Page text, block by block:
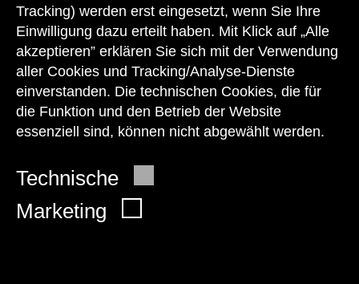
Tracking) werden erst eingesetzt, wenn Sie Ihre
Einwilligung dazu erteilt haben. Mit Klick auf „Alle
akzeptieren” erklären Sie sich mit der Verwendung
aller Cookies und Tracking/Analyse-Dienste
einverstanden. Die technischen Cookies, die für
die Funktion und den Betrieb der Website
essenziell sind, können nicht abgewählt werden.
Technische
Marketing
+43 1 505 87 47 85173
service@wienmuseum.at
© 2026 Wien Museum